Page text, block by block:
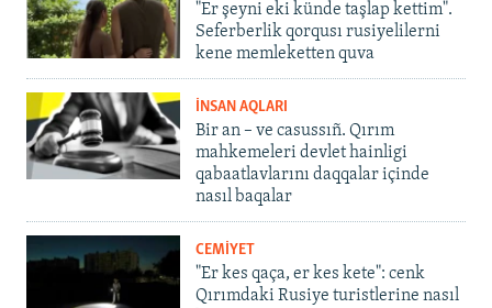
"Er şeyni eki künde taşlap kettim".
Seferberlik qorqusı rusiyelilerni
kene memleketten quva
İNSAN AQLARI
Bir an – ve casussıñ. Qırım
mahkemeleri devlet hainligi
qabaatlavlarını daqqalar içinde
nasıl baqalar
CEMİYET
"Er kes qaça, er kes kete": cenk
Qırımdaki Rusiye turistlerine nasıl